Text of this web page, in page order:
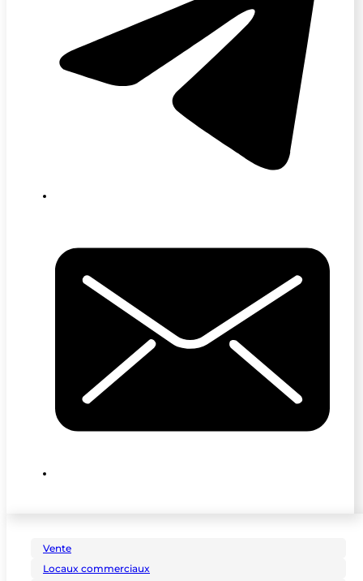
Vente
Locaux commerciaux